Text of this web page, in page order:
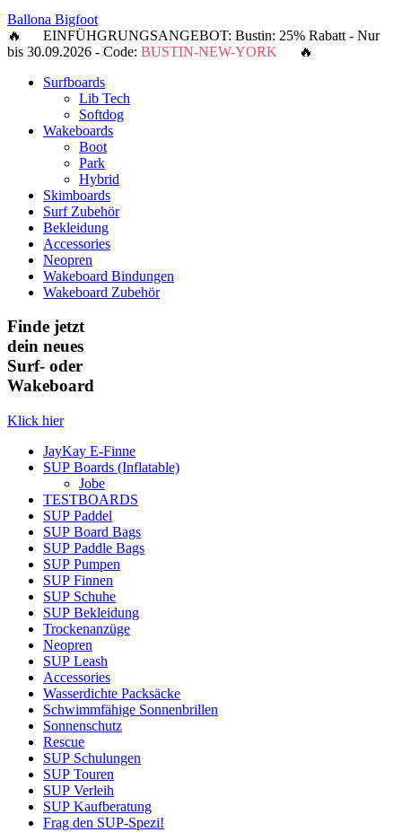
Ballona Bigfoot
🔥 EINFÜHGRUNGSANGEBOT: Bustin: 25% Rabatt - Nur
bis 30.09.2026 - Code: BUSTIN-NEW-YORK 🔥
Surfboards
Lib Tech
Softdog
Wakeboards
Boot
Park
Hybrid
Skimboards
Surf Zubehör
Bekleidung
Accessories
Neopren
Wakeboard Bindungen
Wakeboard Zubehör
Finde jetzt
dein neues
Surf- oder
Wakeboard
Klick hier
JayKay E-Finne
SUP Boards (Inflatable)
Jobe
TESTBOARDS
SUP Paddel
SUP Board Bags
SUP Paddle Bags
SUP Pumpen
SUP Finnen
SUP Schuhe
SUP Bekleidung
Trockenanzüge
Neopren
SUP Leash
Accessories
Wasserdichte Packsäcke
Schwimmfähige Sonnenbrillen
Sonnenschutz
Rescue
SUP Schulungen
SUP Touren
SUP Verleih
SUP Kaufberatung
Frag den SUP-Spezi!